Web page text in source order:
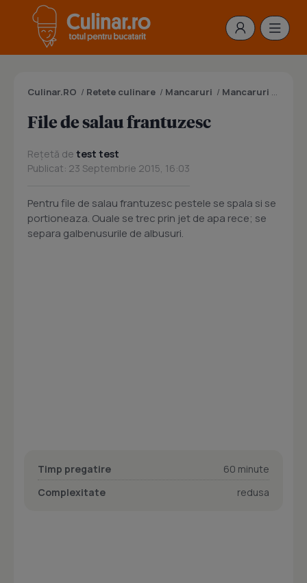
Culinar.RO / Retete culinare / Mancaruri / Mancaruri cu peste
File de salau frantuzesc
Rețetă de test test
Publicat: 23 Septembrie 2015, 16:03
Pentru file de salau frantuzesc pestele se spala si se
portioneaza. Ouale se trec prin jet de apa rece; se
separa galbenusurile de albusuri.
Timp pregatire
60 minute
Complexitate
redusa